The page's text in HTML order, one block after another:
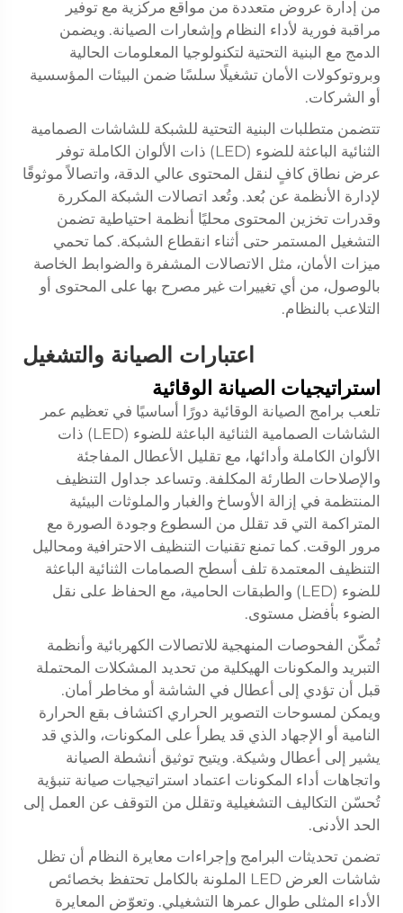
من إدارة عروض متعددة من مواقع مركزية مع توفير
مراقبة فورية لأداء النظام وإشعارات الصيانة. ويضمن
الدمج مع البنية التحتية لتكنولوجيا المعلومات الحالية
وبروتوكولات الأمان تشغيلًا سلسًا ضمن البيئات المؤسسية
أو الشركات.
تتضمن متطلبات البنية التحتية للشبكة للشاشات الصمامية
الثنائية الباعثة للضوء (LED) ذات الألوان الكاملة توفر
عرض نطاق كافٍ لنقل المحتوى عالي الدقة، واتصالاً موثوقًا
لإدارة الأنظمة عن بُعد. وتُعد اتصالات الشبكة المكررة
وقدرات تخزين المحتوى محليًا أنظمة احتياطية تضمن
التشغيل المستمر حتى أثناء انقطاع الشبكة. كما تحمي
ميزات الأمان، مثل الاتصالات المشفرة والضوابط الخاصة
بالوصول، من أي تغييرات غير مصرح بها على المحتوى أو
التلاعب بالنظام.
اعتبارات الصيانة والتشغيل
استراتيجيات الصيانة الوقائية
تلعب برامج الصيانة الوقائية دورًا أساسيًا في تعظيم عمر
الشاشات الصمامية الثنائية الباعثة للضوء (LED) ذات
الألوان الكاملة وأدائها، مع تقليل الأعطال المفاجئة
والإصلاحات الطارئة المكلفة. وتساعد جداول التنظيف
المنتظمة في إزالة الأوساخ والغبار والملوثات البيئية
المتراكمة التي قد تقلل من السطوع وجودة الصورة مع
مرور الوقت. كما تمنع تقنيات التنظيف الاحترافية ومحاليل
التنظيف المعتمدة تلف أسطح الصمامات الثنائية الباعثة
للضوء (LED) والطبقات الحامية، مع الحفاظ على نقل
الضوء بأفضل مستوى.
تُمكّن الفحوصات المنهجية للاتصالات الكهربائية وأنظمة
التبريد والمكونات الهيكلية من تحديد المشكلات المحتملة
قبل أن تؤدي إلى أعطال في الشاشة أو مخاطر أمان.
ويمكن لمسوحات التصوير الحراري اكتشاف بقع الحرارة
النامية أو الإجهاد الذي قد يطرأ على المكونات، والذي قد
يشير إلى أعطال وشيكة. ويتيح توثيق أنشطة الصيانة
واتجاهات أداء المكونات اعتماد استراتيجيات صيانة تنبؤية
تُحسّن التكاليف التشغيلية وتقلل من التوقف عن العمل إلى
الحد الأدنى.
تضمن تحديثات البرامج وإجراءات معايرة النظام أن تظل
شاشات العرض LED الملونة بالكامل تحتفظ بخصائص
الأداء المثلى طوال عمرها التشغيلي. وتعوّض المعايرة